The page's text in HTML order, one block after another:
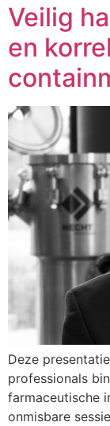
Veilig
en
Deze
professionals
farmaceutische
onmisbare